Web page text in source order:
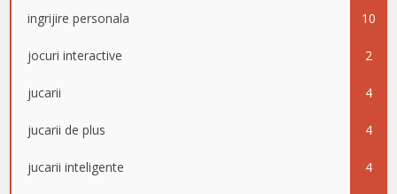
ingrijire personala 10
jocuri interactive 2
jucarii 4
jucarii de plus 4
jucarii inteligente 4